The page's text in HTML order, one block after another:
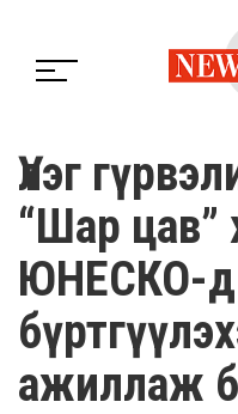
Үлэг
“Шар цав”
ЮНЕСКО-д
ажиллаж